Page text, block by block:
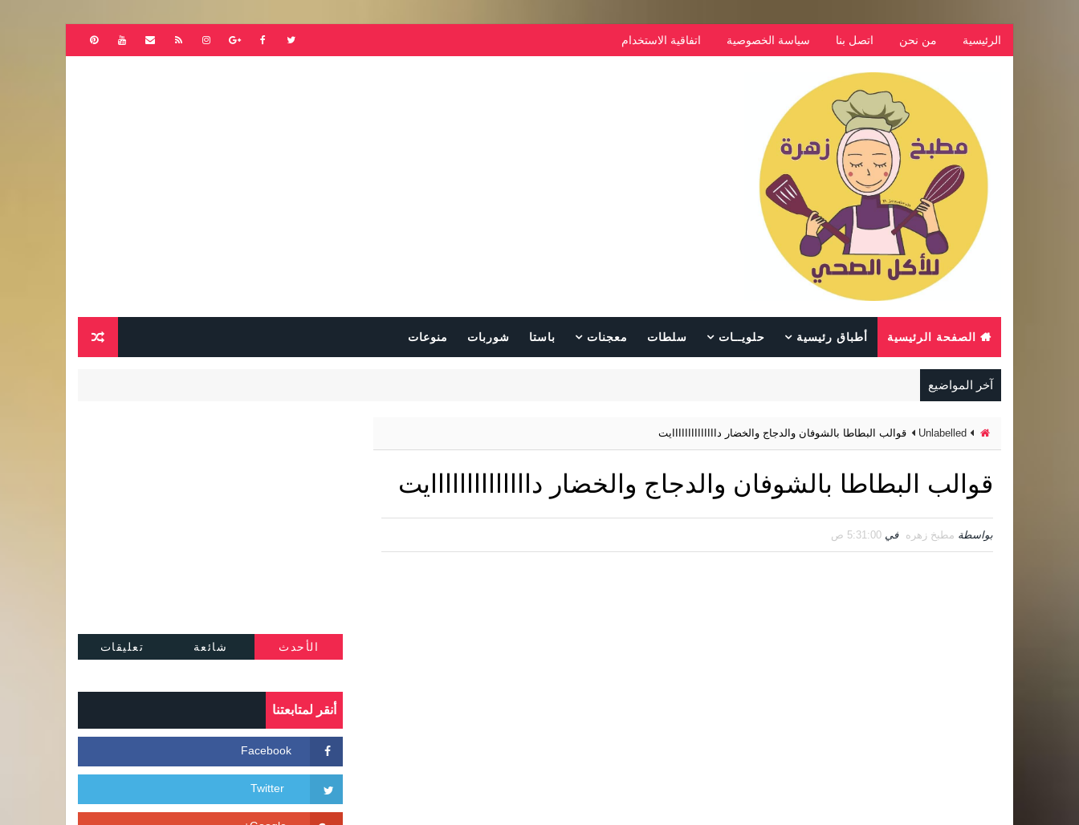
الرئيسية من نحن اتصل بنا سياسة الخصوصية اتفاقية الاستخدام
الصفحة الرئيسية أطباق رئيسية حلويــات سلطات معجنات باستا شوربات منوعات
آخر المواضيع
قوالب البطاطا بالشوفان والدجاج والخضار داااااااااااااايت
قوالب البطاطا بالشوفان والدجاج والخضار داااااااااااااايت
بواسطة مطبخ زهره في 5:31:00 ص
الأحدث شائعة تعليقات
أنقر لمتابعتنا